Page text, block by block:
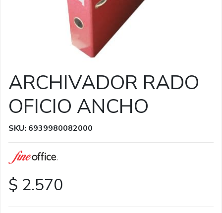
ARCHIVADOR RADO
OFICIO ANCHO
SKU: 6939980082000
$ 2.570